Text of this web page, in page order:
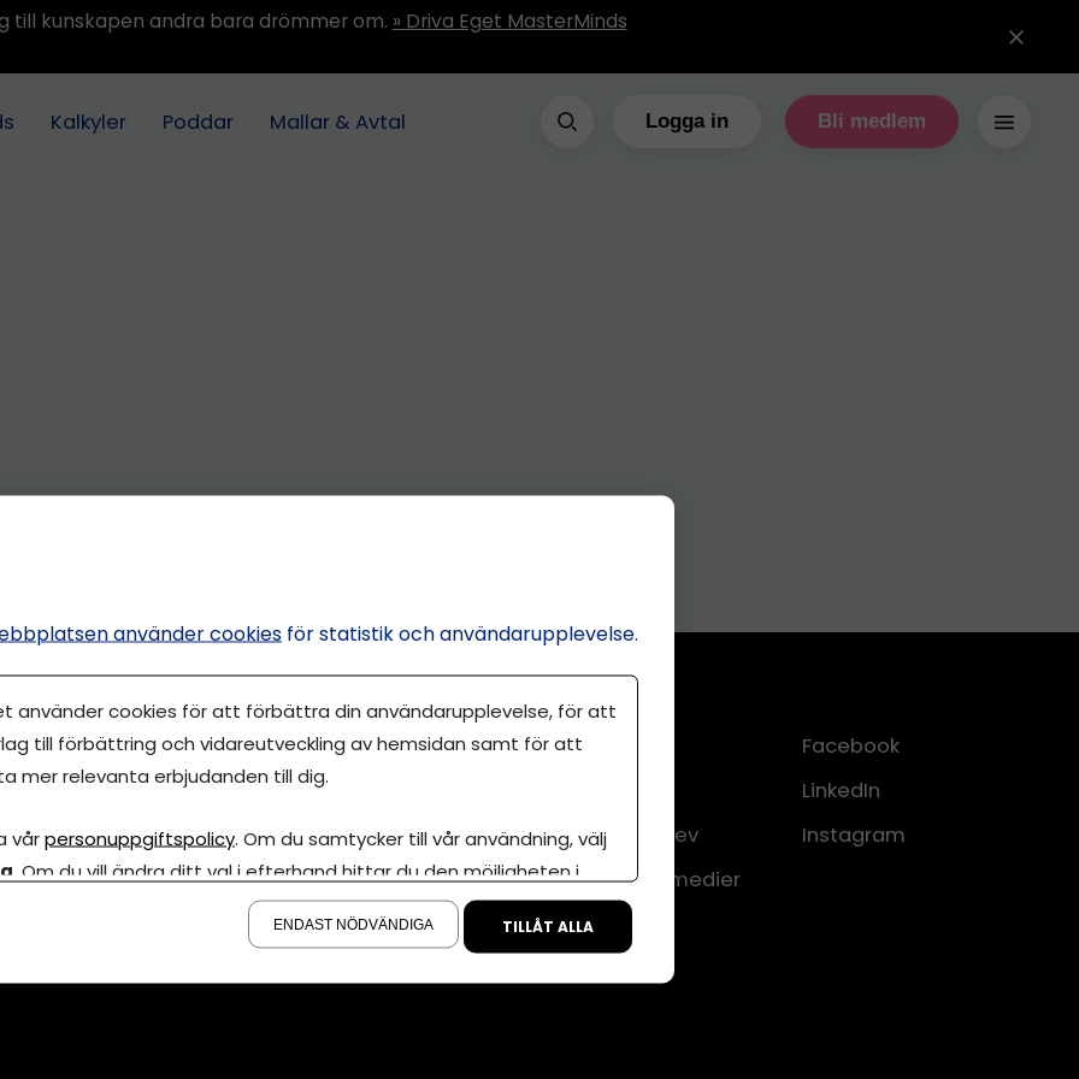
till kunskapen andra bara drömmer om. » Driva Eget MasterMinds
Kalkyler Poddar Mallar & Avtal Logga in Bli medlem
Eget är en
000-tals
kalkyler
Annonsera
Våra användarvillkor
Policy för AI
Annonspolicy
Nyhetsbrev
CMS för medier
Facebook
LinkedIn
Instagram
använder cookies för statistik och användarupplevelse.
använder cookies för att förbättra din användarupplevelse, för att
till förbättring och vidareutveckling av hemsidan samt för att
mer relevanta erbjudanden till dig.
vårpersonuppgiftspolicy. Om du samtycker till vår användning, välj
. Om du vill ändra ditt val i efterhand hittar du den möjligheten i
ENDAST NÖDVÄNDIGA TILLÅT ALLA